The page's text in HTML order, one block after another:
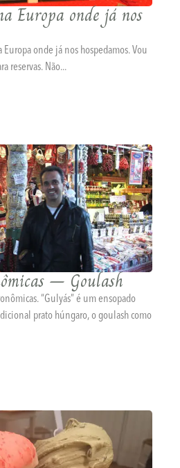
Europa onde já nos
onde já nos hospedamos. Vou
reservas. Não...
– Goulash
“Gulyás” é um ensopado
prato húngaro, o goulash como